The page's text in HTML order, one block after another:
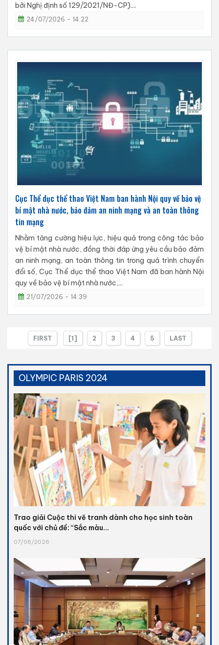
bởi Nghị định số 129/2021/NĐ-CP)....
24/07/2026 - 14:22
Cục Thể dục thể thao Việt Nam ban hành Nội quy về bảo vệ
bí mật nhà nước, bảo đảm an ninh mạng và an toàn thông
tin mạng
Nhằm tăng cường hiệu lực, hiệu quả trong công tác bảo
vệ bí mật nhà nước, đồng thời đáp ứng yêu cầu bảo đảm
an ninh mạng, an toàn thông tin trong quá trình chuyển
đổi số, Cục Thể dục thể thao Việt Nam đã ban hành Nội
quy về bảo vệ bí mật nhà nước,...
21/07/2026 - 14:39
FIRST [1] 2 3 4 5 LAST
OLYMPIC PARIS 2024
Trao giải Cuộc thi vẽ tranh dành cho học sinh toàn
quốc với chủ đề: “Sắc màu...
07/08/2026